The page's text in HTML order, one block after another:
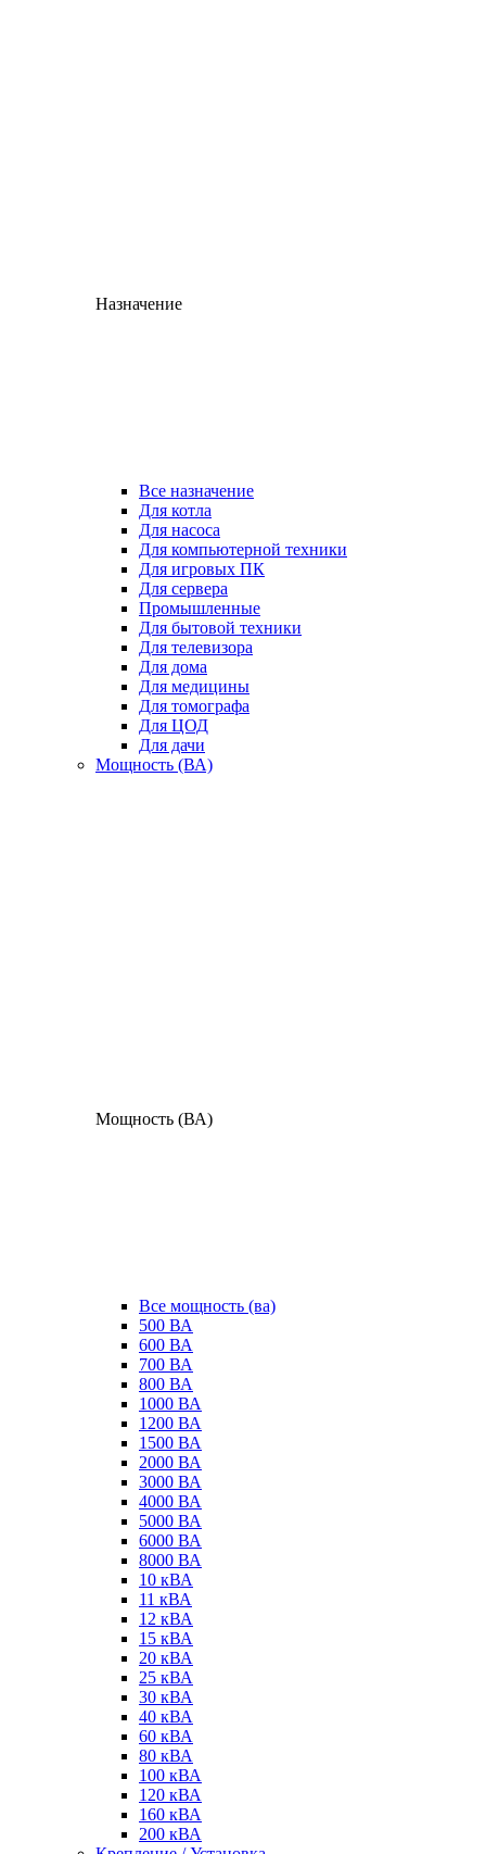
Назначение
Все назначение
Для котла
Для насоса
Для компьютерной техники
Для игровых ПК
Для сервера
Промышленные
Для бытовой техники
Для телевизора
Для дома
Для медицины
Для томографа
Для ЦОД
Для дачи
Мощность (ВА)
Мощность (ВА)
Все мощность (ва)
500 ВА
600 ВА
700 ВА
800 ВА
1000 ВА
1200 ВА
1500 ВА
2000 ВА
3000 ВА
4000 ВА
5000 ВА
6000 ВА
8000 ВА
10 кВА
11 кВА
12 кВА
15 кВА
20 кВА
25 кВА
30 кВА
40 кВА
60 кВА
80 кВА
100 кВА
120 кВА
160 кВА
200 кВА